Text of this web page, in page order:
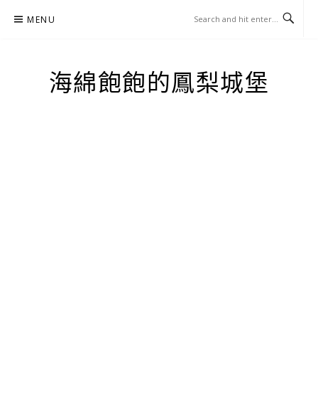
MENU
海綿飽飽的鳳梨城堡